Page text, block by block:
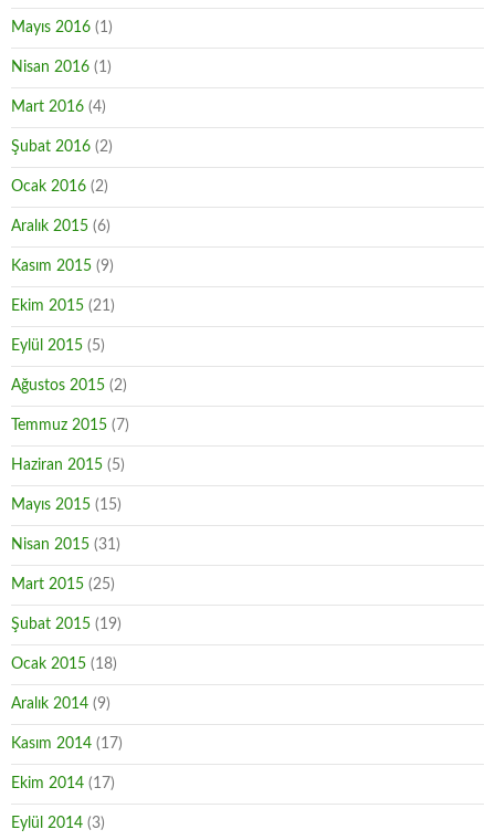
Mayıs 2016 (1)
Nisan 2016 (1)
Mart 2016 (4)
Şubat 2016 (2)
Ocak 2016 (2)
Aralık 2015 (6)
Kasım 2015 (9)
Ekim 2015 (21)
Eylül 2015 (5)
Ağustos 2015 (2)
Temmuz 2015 (7)
Haziran 2015 (5)
Mayıs 2015 (15)
Nisan 2015 (31)
Mart 2015 (25)
Şubat 2015 (19)
Ocak 2015 (18)
Aralık 2014 (9)
Kasım 2014 (17)
Ekim 2014 (17)
Eylül 2014 (3)